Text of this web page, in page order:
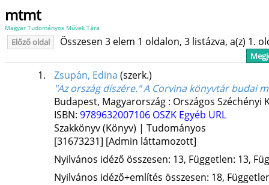
mtmt
Magyar Tudományos Művek Tára
Előző oldal Összesen 3 elem 1 oldalon, 3 listázva, a(z) 1.
1. Zsupán, Edina (szerk.)
"Az ország díszére." A Corvina könyvtár budai
Budapest, Magyarország : Országos Széchényi
ISBN: 9789632007106 OSZK Egyéb URL
Szakkönyv (Könyv) | Tudományos
[31673231] [Admin láttamozott]
Nyilvános idéző összesen: 13, Független: 13,
Nyilvános idéző+említés összesen: 18,